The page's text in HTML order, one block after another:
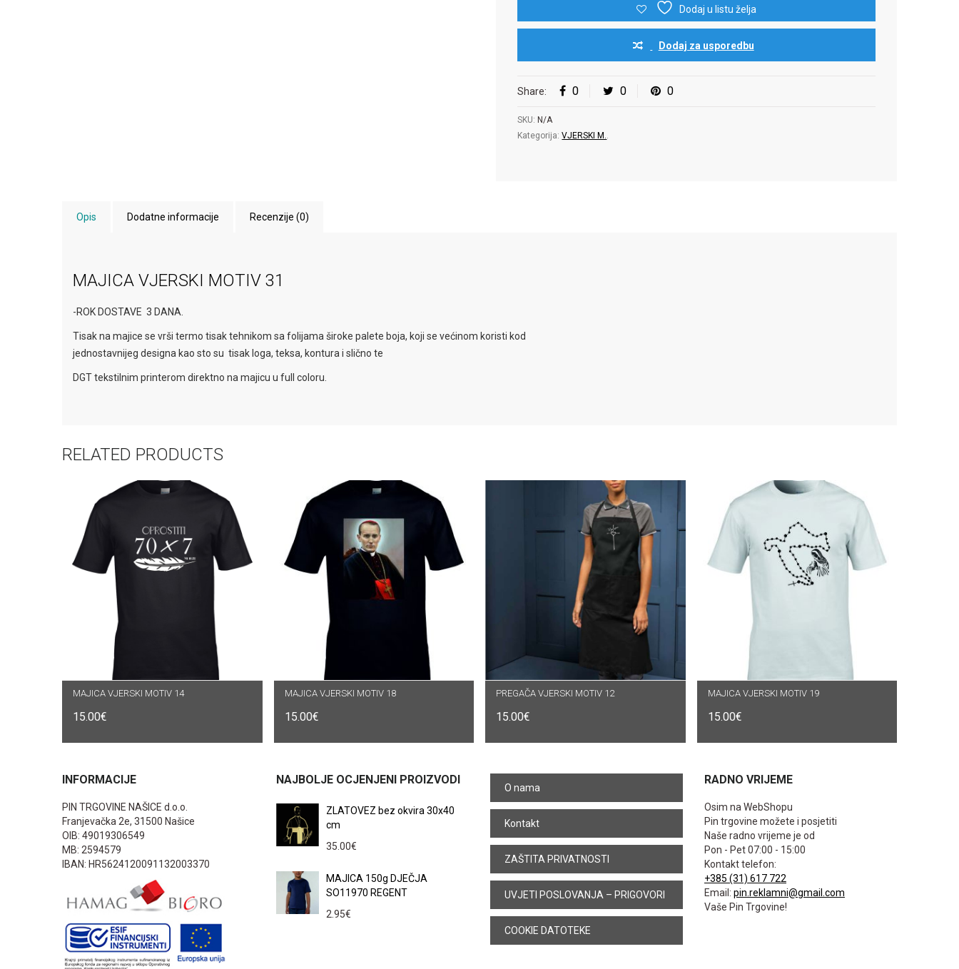
Dodaj u listu želja
Dodaj za usporedbu
Share: 0 0 0
SKU: N/A
Kategorija:VJERSKI M.
Opis Dodatne informacije Recenzije (0)
MAJICA VJERSKI MOTIV 31
-ROK DOSTAVE 3 DANA.
Tisak na majice se vrši termo tisak tehnikom sa folijama široke palete boja, koji se većinom koristi kod
jednostavnijeg designa kao sto su tisak loga, teksa, kontura i slično te
DGT tekstilnim printerom direktno na majicu u full coloru.
RELATED PRODUCTS
MAJICA VJERSKI MOTIV 14
15.00€
ODABERI OPCIJE MAJICA VJERSKI MOTIV 18
15.00€
ODABERI OPCIJE PREGAČA VJERSKI MOTIV 12
15.00€
DODAJ U KOŠARICU MAJICA VJERSKI MOTIV 19
15.00€
ODABERI OPCIJE
INFORMACIJE
PIN TRGOVINE NAŠICE d.o.o.
Franjevačka 2e, 31500 Našice
OIB: 49019306549
MB: 2594579
IBAN: HR5624120091132003370
NAJBOLJE OCJENJENI PROIZVODI
ZLATOVEZ bez okvira 30x40
cm
35.00€
MAJICA 150g DJEČJA
SO11970 REGENT
2.95€
O nama
Kontakt
ZAŠTITA PRIVATNOSTI
UVJETI POSLOVANJA – PRIGOVORI
COOKIE DATOTEKE
RADNO VRIJEME
Osim na WebShopu
Pin trgovine možete i posjetiti
Naše radno vrijeme je od
Pon - Pet 07:00 - 15:00
Kontakt telefon:
+385 (31) 617 722
Email: pin.reklamni@gmail.com
Vaše Pin Trgovine!